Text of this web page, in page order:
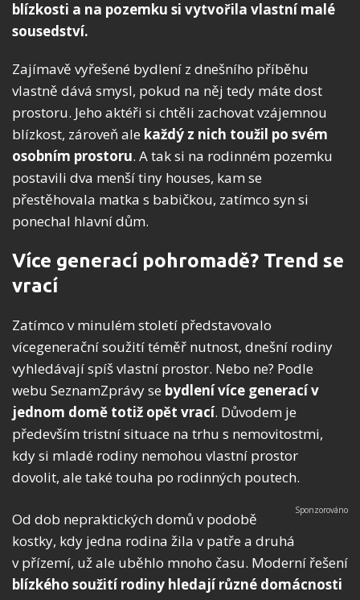
blízkosti a na pozemku si vytvořila vlastní malé
sousedství.
Zajímavě vyřešené bydlení z dnešního příběhu
vlastně dává smysl, pokud na něj tedy máte dost
prostoru. Jeho aktéři si chtěli zachovat vzájemnou
blízkost, zároveň ale každý z nich toužil po svém
osobním prostoru. A tak si na rodinném pozemku
postavili dva menší tiny houses, kam se
přestěhovala matka s babičkou, zatímco syn si
ponechal hlavní dům.
Více generací pohromadě? Trend se
vrací
Zatímco v minulém století představovalo
vícegenerační soužití téměř nutnost, dnešní rodiny
vyhledávají spíš vlastní prostor. Nebo ne? Podle
webu SeznamZprávy se bydlení více generací v
jednom domě totiž opět vrací. Důvodem je
především tristní situace na trhu s nemovitostmi,
kdy si mladé rodiny nemohou vlastní prostor
dovolit, ale také touha po rodinných poutech.
Od dob nepraktických domů v podobě
kostky, kdy jedna rodina žila v patře a druhá
v přízemí, už ale uběhlo mnoho času. Moderní řešení
blízkého soužití rodiny hledají různé domácnosti